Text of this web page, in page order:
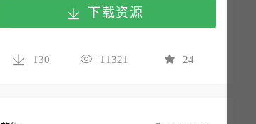
下载资源
130 11321 24